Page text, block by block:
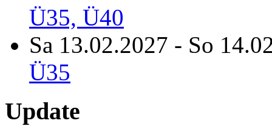
Ü35, Ü40
Sa 13.02.2027 - So
Ü35
Update